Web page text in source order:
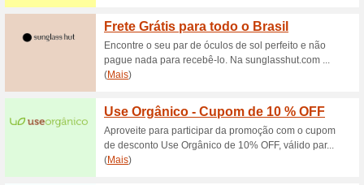
Descubra o seu
R$55 n
100% funcionou
Cupom de desconto Água